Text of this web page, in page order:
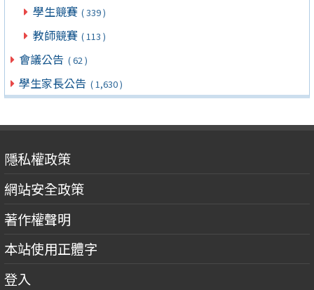
學生競賽 ( 339 )
教師競賽 ( 113 )
會議公告 ( 62 )
學生家長公告 ( 1,630 )
隱私權政策
網站安全政策
著作權聲明
本站使用正體字
登入